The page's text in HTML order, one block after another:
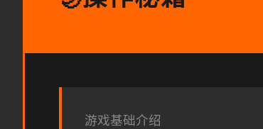
游戏基础介绍